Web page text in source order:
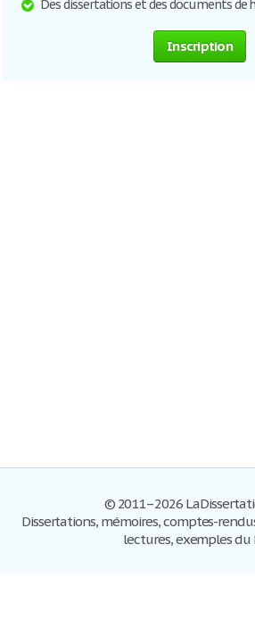
Des dissertations et des documents de
Inscription
© 2011–2026
Dissertations, mémoires, comptes-
lectures, exemples du